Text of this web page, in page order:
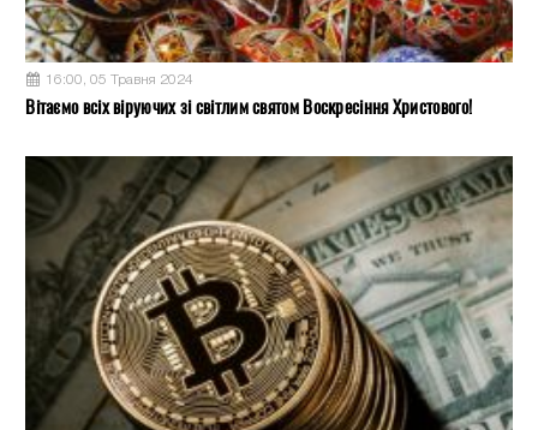
16:00, 05 Травня 2024
Вітаємо всіх віруючих зі світлим святом Воскресіння Христового!